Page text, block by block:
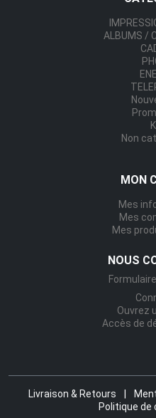
ALBUMS /
Non
MON
Mes
Mes
Mes
NOUS
Ouvrez
Accès de
Livraison & Retours |
Politique de